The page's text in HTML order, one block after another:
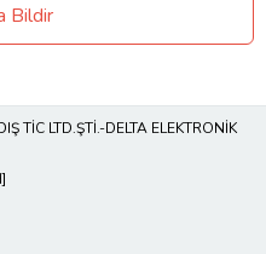
Bildir
TİC LTD.ŞTİ.-DELTA ELEKTRONİK